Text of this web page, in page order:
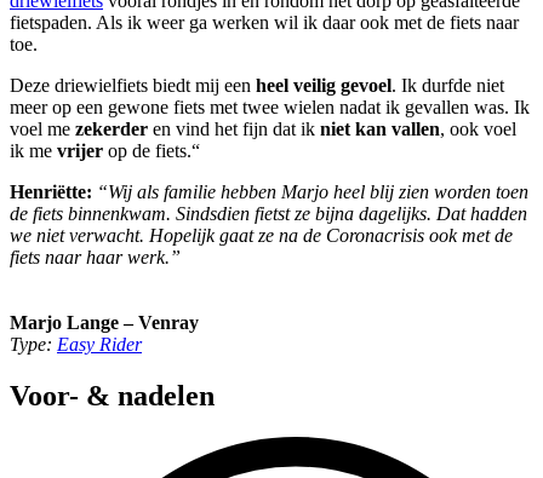
fietspaden. Als ik weer ga werken wil ik daar ook met de fiets naar
toe.
Deze driewielfiets biedt mij een heel veilig gevoel. Ik durfde niet
meer op een gewone fiets met twee wielen nadat ik gevallen was. Ik
voel me zekerder en vind het fijn dat ik niet kan vallen, ook voel
ik me vrijer op de fiets.“
Henriëtte: “Wij als familie hebben Marjo heel blij zien worden toen
de fiets binnenkwam. Sindsdien fietst ze bijna dagelijks. Dat hadden
we niet verwacht. Hopelijk gaat ze na de Coronacrisis ook met de
fiets naar haar werk.”
Marjo Lange – Venray
Type: Easy Rider
Voor- & nadelen